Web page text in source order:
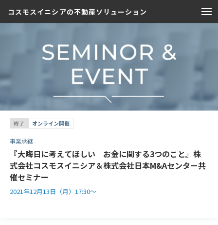
コスモスイニシアの不動産ソリューション
終了 オンライン開催
事業承継
『大晦日に考えてほしい お金に関する3つのこと』株
式会社コスモスイニシア＆株式会社日本M&Aセンター共
催セミナー
2021年12月13日（月）17:30〜